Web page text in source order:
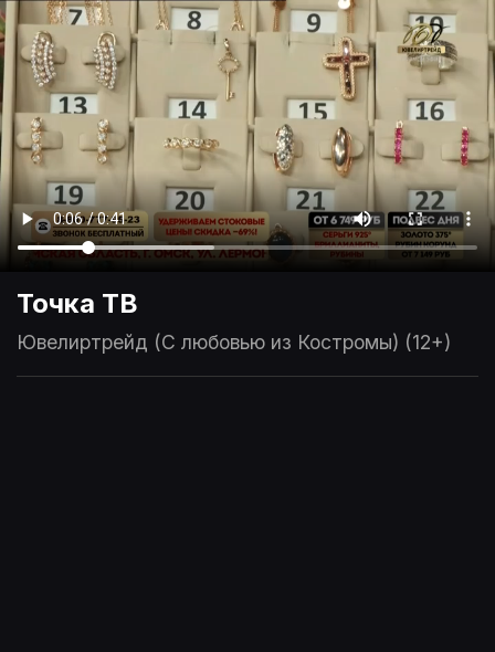
Точка ТВ
Ювелиртрейд (С любовью из Костромы) (12+)